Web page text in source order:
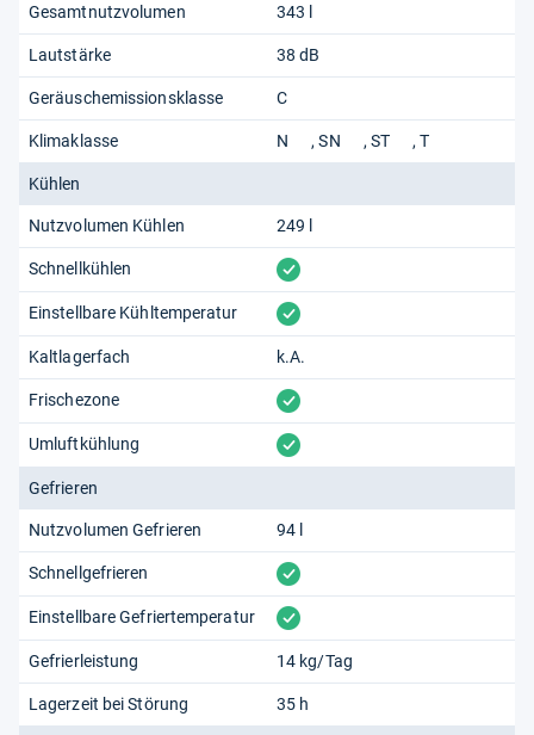
Gesamtnutzvolumen 343 l
Lautstärke 38 dB
Geräuschemissionsklasse C
Klimaklasse N SN ST T
Kühlen
Nutzvolumen Kühlen 249 l
Schnellkühlen vorhanden
Einstellbare Kühltemperatur vorhanden
Kaltlagerfach k.A.
Frischezone vorhanden
Umluftkühlung vorhanden
Gefrieren
Nutzvolumen Gefrieren 94 l
Schnellgefrieren vorhanden
Einstellbare Gefriertemperatur vorhanden
Gefrierleistung 14 kg/Tag
Lagerzeit bei Störung 35 h